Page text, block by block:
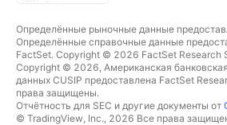
Определённые рыночные данные
Определённые справочные данные
FactSet. Copyright © 2026 FactSet Research
Copyright © 2026, Американская
данных CUSIP предоставлена FactSet
права защищены.
Отчётность для SEC и другие документы от
© TradingView, Inc., 2026 Все права